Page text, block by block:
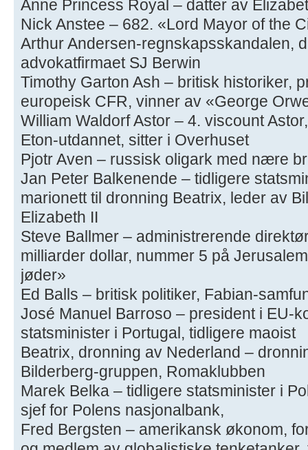
Anne Princess Royal – datter av
Nick Anstee – 682. «Lord Mayor of the
Arthur Andersen-regnskapsskandalen,
advokatfirmaet SJ Berwin
Timothy Garton Ash – britisk historiker,
europeisk CFR, vinner av «George
William Waldorf Astor – 4. viscount
Eton-utdannet, sitter i Overhuset
Pjotr ​​Aven – russisk oligark med nære
Jan Peter Balkenende – tidligere
marionett til dronning Beatrix, leder av
Elizabeth II
Steve Ballmer – administrerende
milliarder dollar, nummer 5 på
jøder»
Ed Balls – britisk politiker, Fabian-
José Manuel Barroso – president i EU-
statsminister i Portugal, tidligere maoist
Beatrix, dronning av Nederland –
Bilderberg-gruppen, Romaklubben
Marek Belka – tidligere statsminister i
sjef for Polens nasjonalbank,
Fred Bergsten – amerikansk økonom,